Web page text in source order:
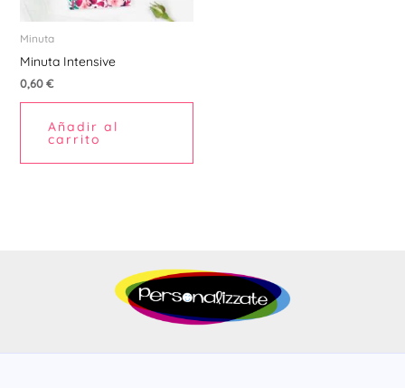
Minuta
Minuta Intensive
0,60€
Añadir al
carrito